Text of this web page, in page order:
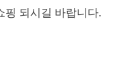
핑 되시길 바랍니다.